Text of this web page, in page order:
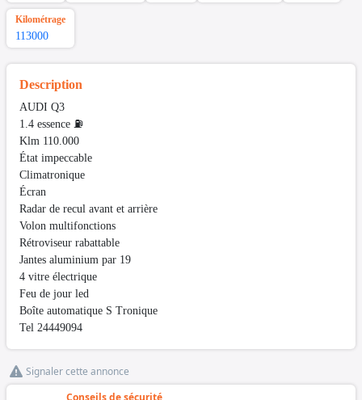
Kilométrage
113000
Description
AUDI Q3
1.4 essence ⛽️
Klm 110.000
État impeccable
Climatronique
Écran
Radar de recul avant et arrière
Volon multifonctions
Rétroviseur rabattable
Jantes aluminium par 19
4 vitre électrique
Feu de jour led
Boîte automatique S Tronique
Tel 24449094
Signaler cette annonce
Conseils de sécurité